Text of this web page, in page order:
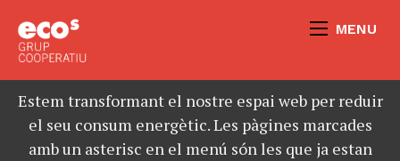
MENU
Estem transformant el nostre espai web per reduir
el seu consum energètic. Les pàgines marcades
amb un asterisc en el menú són les que ja estan